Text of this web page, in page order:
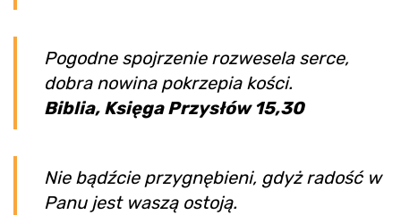
Pogodne spojrzenie rozwesela serce,
dobra nowina pokrzepia kości.
Biblia, Księga Przysłów 15,30
Nie bądźcie przygnębieni, gdyż radość w
Panu jest waszą ostoją.